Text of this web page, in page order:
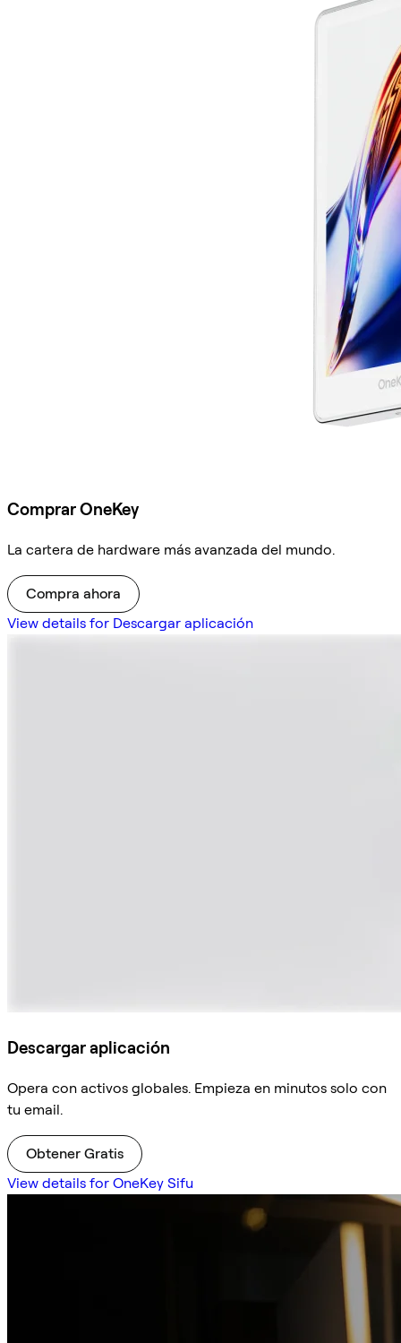
Comprar OneKey
La cartera de hardware más avanzada del mundo.
Compra ahora
View details for Descargar aplicación
Descargar aplicación
Opera con activos globales. Empieza en minutos solo con
tu email.
Obtener Gratis
View details for OneKey Sifu